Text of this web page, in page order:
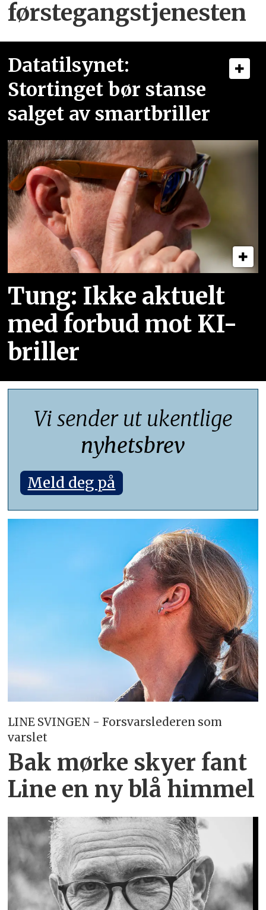
førstegangstjenesten
Datatilsynet:
Stortinget bør stanse
salget av smartbriller
Tung: Ikke aktuelt
med forbud mot KI-
briller
Vi sender ut ukentlige
nyhetsbrev
Meld deg på
LINE SVINGEN - Forsvarslederen som
varslet
Bak mørke skyer fant
Line en ny blå himmel